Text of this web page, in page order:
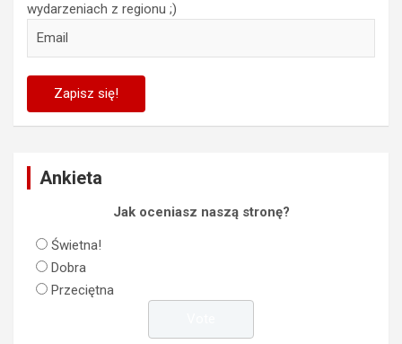
wydarzeniach z regionu ;)
Ankieta
Jak oceniasz naszą stronę?
Świetna!
Dobra
Przeciętna